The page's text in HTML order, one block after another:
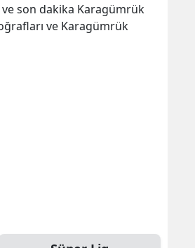
son dakika Karagümrük
ve Karagümrük